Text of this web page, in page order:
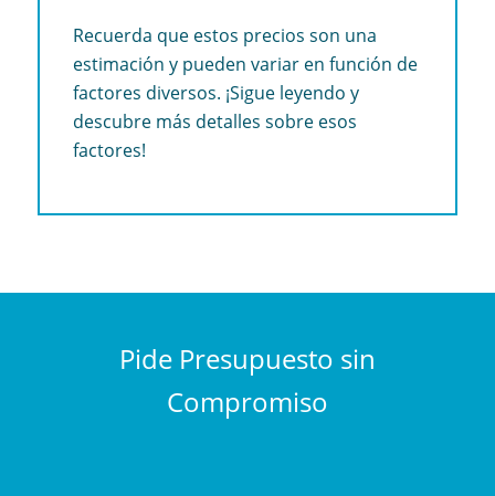
Recuerda que estos precios son una
estimación y pueden variar en función de
factores diversos. ¡Sigue leyendo y
descubre más detalles sobre esos
factores!
Pide Presupuesto sin
Compromiso